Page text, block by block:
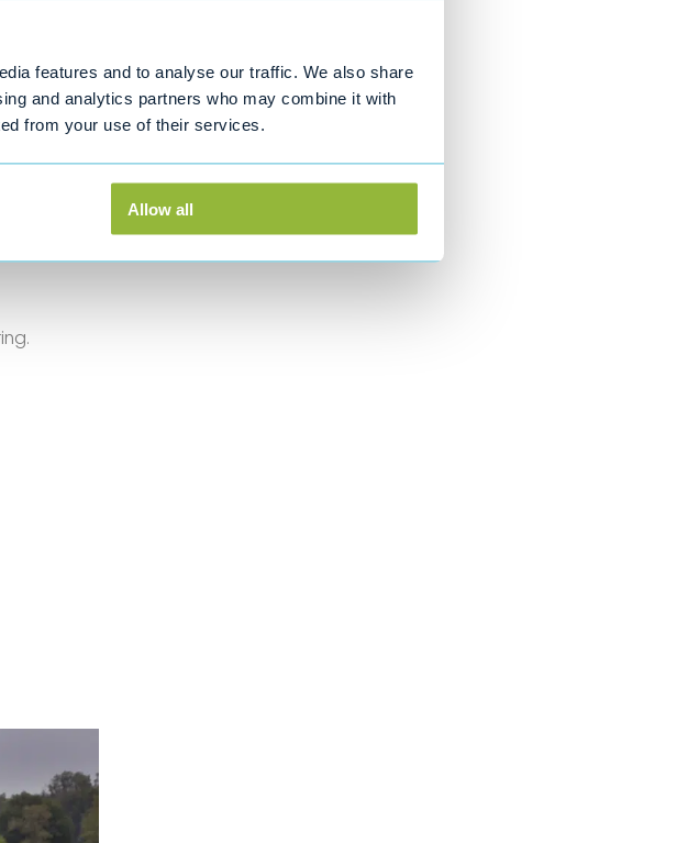
features and to analyse our traffic. We also share
and analytics partners who may combine it with
from your use of their services.
Allow all